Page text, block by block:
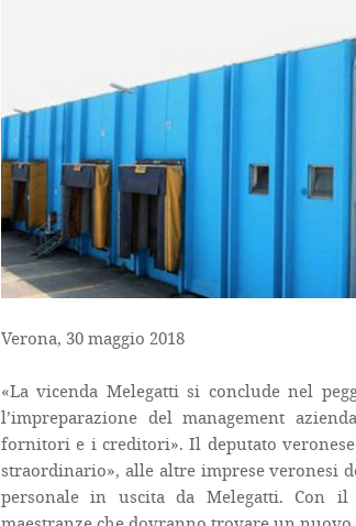
Verona, 30 maggio 2018
«La vicenda Melegatti si conclude nel
l’impreparazione del management
fornitori e i creditori». Il deputato
straordinario», alle altre imprese veronesi
personale in uscita da Melegatti. Con